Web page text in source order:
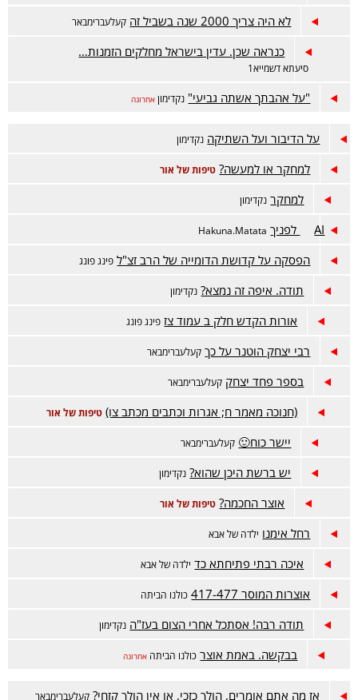
לא היה צריך 2000 שנה בשביל זה קעלעברימבאר
כנראה שכן. עדין בישראל מחלקים הזמנות…
סיעתא דשמייא1
"על אהבתך אשתה גביעי" נקדימון אחרונה
על הדיבור ועל השתיקה נקדימון
למחקר או למעשה? טיפות של אור
למחקר נקדימון
AI לפניך Hakuna.Matata
הפסקה על קדושת הדומייה של הרב זצ"ל פינג פונג
תודה. איפה זה נמצא? נקדימון
אורות הקדש חלק ב עמוד צז פינג פונג
רבי יצחק הוטנר על כך קעלעברימבאר
בספר פחד יצחק קעלעברימבאר
(חנוכה מאמר ח; אגרות וכתבים מכתב צו) טיפות של אור
יישר כוח🙂 קעלעברימבאר
יש ברשת היכן שהוא? נקדימון
אוצר החכמה? טיפות של אור
רחל אימנו ילדה של אבא
איכה רבתי פתיחתא כד ילדה של אבא
אוצרות המוסר 417-477 כולנו הביתה
תודה רבה! אסתכל אחרי הצום בעז"ה נקדימון
בבקשה. באמת אוצר כולנו הביתה אחרונה
אז מה אתם אומרים, הולך כזכי, או אין הולך קזחי? קעלעברימבאר